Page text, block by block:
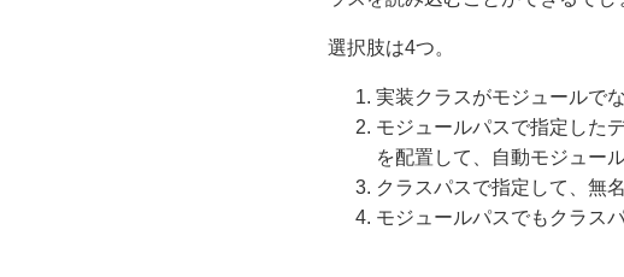
選択肢は4つ。
実装クラスがモジュールで
モジュールパスで指定した
を配置して、自動モジュー
クラスパスで指定して、無
モジュールパスでもクラス